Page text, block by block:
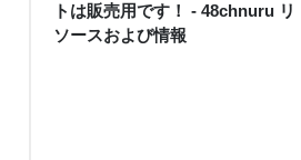
トは販売用です！ - 48chnuru リ
ソースおよび情報